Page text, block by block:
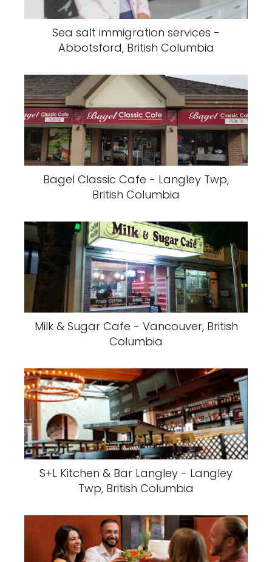
Sea salt immigration services -
Abbotsford, British Columbia
Bagel Classic Cafe - Langley Twp,
British Columbia
Milk & Sugar Cafe - Vancouver, British
Columbia
S+L Kitchen & Bar Langley - Langley
Twp, British Columbia